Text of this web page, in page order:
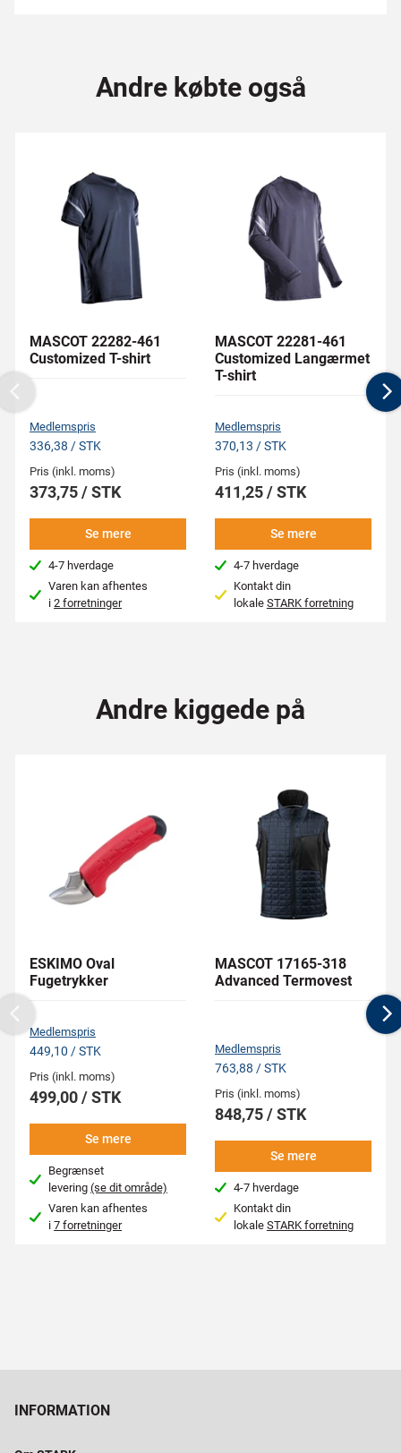
Andre købte også
MASCOT 22282-461
Customized T-shirt
Medlemspris
336,38 / STK
Pris (inkl. moms)
373,75 / STK
Se mere
4-7 hverdage
Varen kan afhentes
i2 forretninger
MASCOT 22281-461
Customized Langærmet
T-shirt
Medlemspris
370,13 / STK
Pris (inkl. moms)
411,25 / STK
Se mere
4-7 hverdage
Kontakt din
lokale STARK forretning
Previous
Andre kiggede på
ESKIMO Oval
Fugetrykker
Medlemspris
449,10 / STK
Pris (inkl. moms)
499,00 / STK
Se mere
Begrænset
levering(se dit område)
Varen kan afhentes
i7 forretninger
MASCOT 17165-318
Advanced Termovest
Medlemspris
763,88 / STK
Pris (inkl. moms)
848,75 / STK
Se mere
4-7 hverdage
Kontakt din
lokale STARK forretning
Previous
INFORMATION